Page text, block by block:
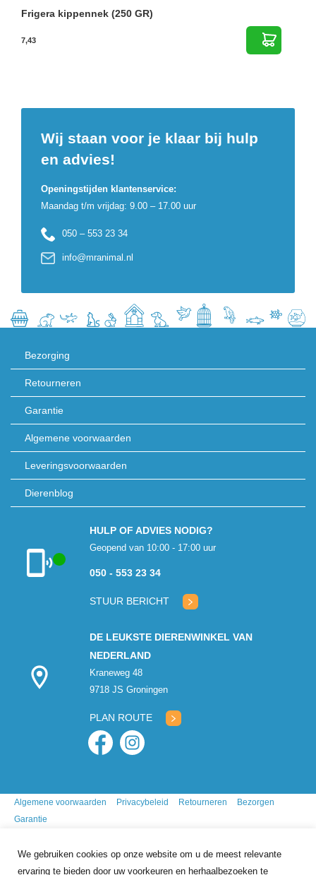
We gebruiken cookies op onze website om u de meest relevante
ervaring te bieden door uw voorkeuren en herhaalbezoeken te
Frigera kippennek (250 GR)
7,43
Wij staan voor je klaar bij hulp
en advies!
Openingstijden klantenservice:
Maandag t/m vrijdag: 9.00 – 17.00 uur
050 – 553 23 34
info@mranimal.nl
Bezorging
Retourneren
Garantie
Algemene voorwaarden
Leveringsvoorwaarden
Dierenblog
Klantenservice
HULP OF ADVIES NODIG?
Geopend van 10:00 - 17:00 uur
050 - 553 23 34
STUUR BERICHT
DE LEUKSTE DIERENWINKEL VAN
NEDERLAND
Kraneweg 48
9718 JS Groningen
PLAN ROUTE
Algemene voorwaarden Privacybeleid Retourneren
Bezorgen
Garantie